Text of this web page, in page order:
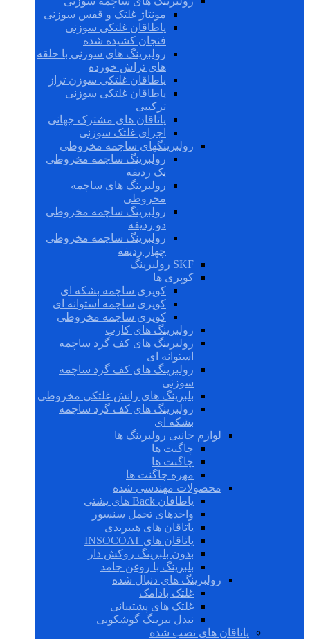
مونتاژ غلتک و قفس سوزنی
یاطاقان غلتکی سوزنی
فنجان کشیده شده
رولبرینگ های سوزنی با حلقه
های تراش خورده
یاطاقان غلتکی سوزن تراز
یاطاقان غلتکی سوزنی
ترکیبی
یاتاقان های مشترک جهانی
اجزای غلتک سوزنی
رولبرینگهای ساچمه مخروطی
رولبرینگ ساچمه مخروطی
یک ردیفه
رولبرینگ های ساچمه
مخروطی
رولبرینگ ساچمه مخروطی
دو ردیفه
رولبرینگ ساچمه مخروطی
چهار ردیفه
SKF رولبرینگ
کوپری ها
کوپری ساچمه بشکه ای
کوپری ساچمه استوانه ای
کوپری ساچمه مخروطی
رولبرینگ های کارب
رولبرینگ های کف گرد ساچمه
استوانه ای
رولبرینگ های کف گرد ساچمه
سوزنی
بلبرینگ های رانش غلتکی مخروطی
رولبرینگ های کف گرد ساچمه
بشکه ای
لوازم جانبی رولبرینگ ها
چاگنت ها
چاگنت ها
مهره چاگنت ها
محصولات مهندسی شده
یاطاقان Back های پشتی
واحدهای تحمل سنسور
یاتاقان های هیبریدی
یاتاقان های INSOCOAT
بدون بلبرینگ روکش دار
بلبرینگ با روغن جامد
رولبرینگ های دنبال شده
غلتک بادامک
غلتک های پشتیبانی
نیدل بیرینگ گوشکوبی
یاتاقان های نصب شده